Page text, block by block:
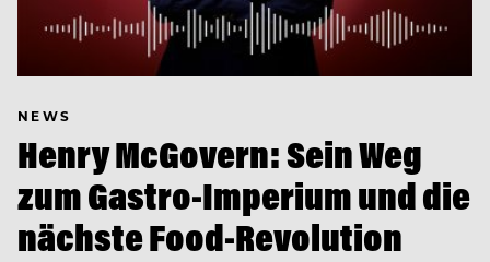
NEWS
Henry McGovern: Sein Weg
zum Gastro-Imperium und die
nächste Food-Revolution